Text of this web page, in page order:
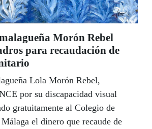
Morón Rebel
para recaudación de
Lola Morón Rebel,
por su discapacidad visual
gratuitamente al Colegio de
el dinero que recaude de